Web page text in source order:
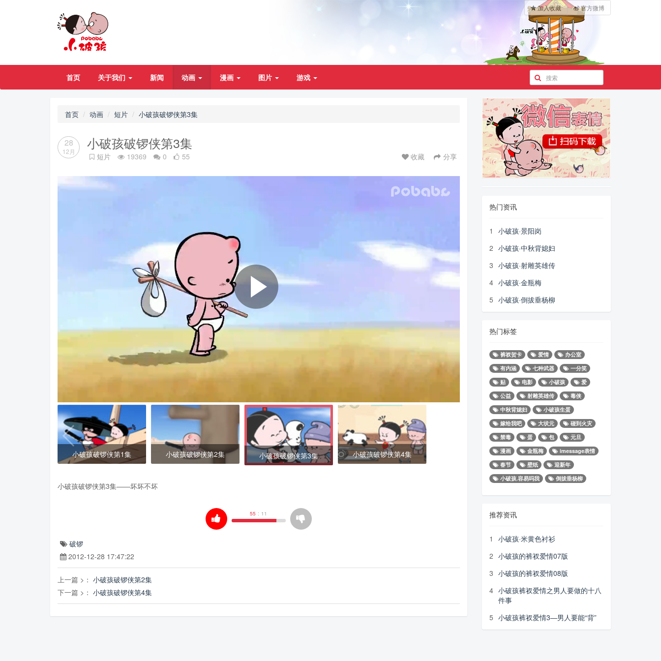
加入收藏 官方微博
首页 关于我们 新闻 动画 漫画 图片 游戏
首页 动画 短片 小破孩破锣侠第3集
28
12月 小破孩破锣侠第3集
短片 19369 0 55 收藏 分享
小破孩破锣侠第1集 小破孩破锣侠第2集 小破孩破锣侠第3集 小破孩破锣侠第4集
小破孩破锣侠第3集——坏坏不坏
55 : 11
破锣
2012-12-28 17:47:22
上一篇 >： 小破孩破锣侠第2集
下一篇 >： 小破孩破锣侠第4集
热门资讯
1
小破孩·景阳岗
2 小破孩·中秋背媳妇
3 小破孩·射雕英雄传
4 小破孩·金瓶梅
5 小破孩·倒拔垂杨柳
热门标签
裤衩贺卡 爱情
办公室
有内涵
七种武器
一分笑
贴
电影 小破孩
爱
公益
射雕英雄传
毒侠
中秋背媳妇
小破孩生蛋
嫁给我吧
大状元
碰到火灾
禁毒
蛋 包
元旦
漫画
金瓶梅
imessage表情
春节
壁纸
迎新年
小破孩.容易吗我
倒拔垂杨柳
推荐资讯
1
小破孩·米黄色衬衫
2 小破孩的裤衩爱情07版
3 小破孩的裤衩爱情08版
4 小破孩裤衩爱情之男人要做的十八
件事
5 小破孩裤衩爱情3—男人要能“背”